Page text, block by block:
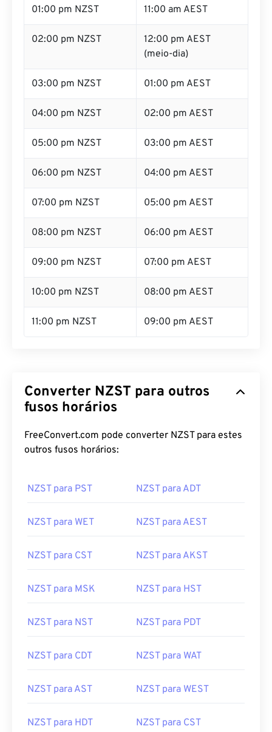
01:00 pm NZST 11:00 am AEST
02:00 pm NZST
12:00 pm AEST
(meio-dia)
03:00 pm NZST 01:00 pm AEST
04:00 pm NZST 02:00 pm AEST
05:00 pm NZST 03:00 pm AEST
06:00 pm NZST 04:00 pm AEST
07:00 pm NZST 05:00 pm AEST
08:00 pm NZST 06:00 pm AEST
09:00 pm NZST 07:00 pm AEST
10:00 pm NZST 08:00 pm AEST
11:00 pm NZST 09:00 pm AEST
Converter NZST para outros
fusos horários
FreeConvert.com pode converter NZST para estes
outros fusos horários:
NZST para PST NZST para ADT
NZST para WET NZST para AEST
NZST para CST NZST para AKST
NZST para MSK NZST para HST
NZST para NST NZST para PDT
NZST para CDT NZST para WAT
NZST para AST NZST para WEST
NZST para HDT NZST para CST